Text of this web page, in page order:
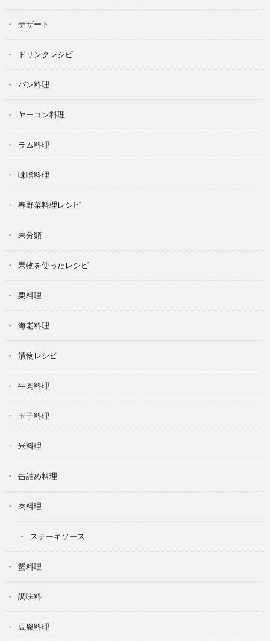
デザート
ドリンクレシピ
パン料理
ヤーコン料理
ラム料理
味噌料理
春野菜料理レシピ
未分類
果物を使ったレシピ
栗料理
海老料理
漬物レシピ
牛肉料理
玉子料理
米料理
缶詰め料理
肉料理
ステーキソース
蟹料理
調味料
豆腐料理